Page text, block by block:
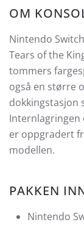
OM
Nintendo
Tears of the
tommers
også en større
dokkingstasjon
Internlagringen
er oppgradert
modellen.
PAKKEN
Nintendo